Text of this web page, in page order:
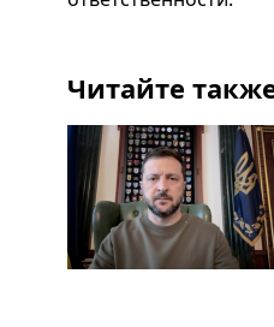
Читайте